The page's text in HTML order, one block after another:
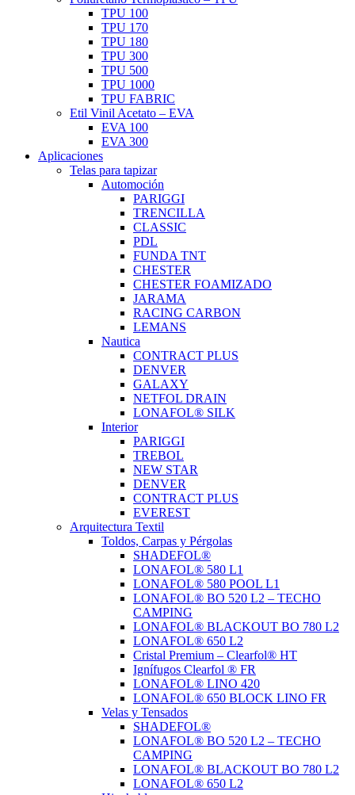
TPU 100
TPU 170
TPU 180
TPU 300
TPU 500
TPU 1000
TPU FABRIC
Etil Vinil Acetato – EVA
EVA 100
EVA 300
Aplicaciones
Telas para tapizar
Automoción
PARIGGI
TRENCILLA
CLASSIC
PDL
FUNDA TNT
CHESTER
CHESTER FOAMIZADO
JARAMA
RACING CARBON
LEMANS
Nautica
CONTRACT PLUS
DENVER
GALAXY
NETFOL DRAIN
LONAFOL® SILK
Interior
PARIGGI
TREBOL
NEW STAR
DENVER
CONTRACT PLUS
EVEREST
Arquitectura Textil
Toldos, Carpas y Pérgolas
SHADEFOL®
LONAFOL® 580 L1
LONAFOL® 580 POOL L1
LONAFOL® BO 520 L2 – TECHO
CAMPING
LONAFOL® BLACKOUT BO 780 L2
LONAFOL® 650 L2
Cristal Premium – Clearfol® HT
Ignífugos Clearfol ® FR
LONAFOL® LINO 420
LONAFOL® 650 BLOCK LINO FR
Velas y Tensados
SHADEFOL®
LONAFOL® BO 520 L2 – TECHO
CAMPING
LONAFOL® BLACKOUT BO 780 L2
LONAFOL® 650 L2